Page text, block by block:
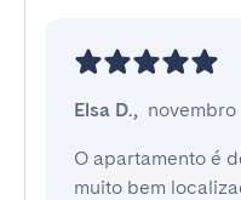
Elsa D.,
O apartamento é
muito bem